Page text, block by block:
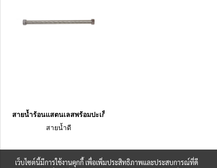
สายน้ำร้อนแสตนเลสพร้อมปะเก็นที่ทนความร้อนสูง ขนาด 1/2"x1/2"
สายน้ำดี
เว็บไซต์นี้มีการใช้งานคุกกี้ เพื่อเพิ่มประสิทธิภาพและประสบการณ์ที่ดี